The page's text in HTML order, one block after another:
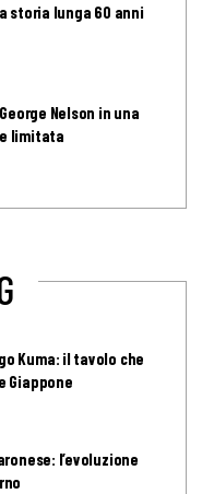
storia lunga 60 anni
Nelson in una
limitata
Kuma: il tavolo che
Giappone
l’evoluzione